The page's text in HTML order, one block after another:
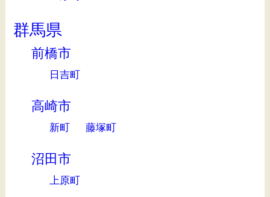
群馬県
前橋市
日吉町
高崎市
新町 藤塚町
沼田市
上原町